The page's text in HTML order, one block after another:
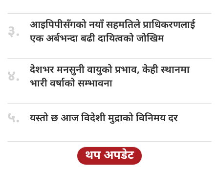
३. आइपिपीसँगको नयाँसहमतिले प्राधिकरणलाई
एक अर्बभन्दा बढी दायित्वको जोखिम
४. देशभर मनसुनीवायुको प्रभाव, केही स्थानमा
भारी वर्षाको सम्भावना
५. यस्तो छआज विदेशी मुद्राको विनिमय दर
थप अपडेट